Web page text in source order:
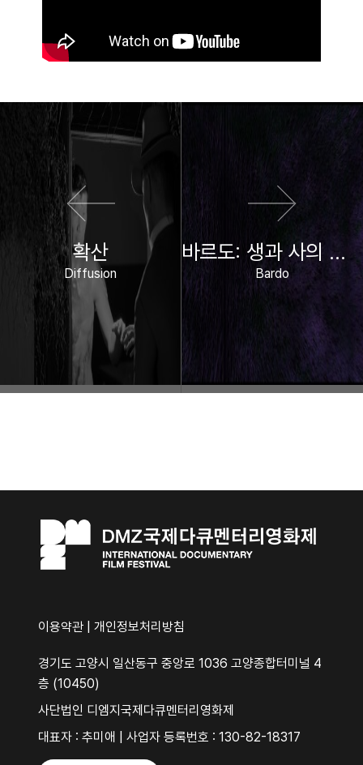
이전 영화
확산
Diffusion
바르도: 생과 사의 사이에서
Bardo
이용약관 개인정보처리방침
경기도 고양시 일산동구 중앙로 1036 고양종합터미널 4
층 (10450)
사단법인 디엠지국제다큐멘터리영화제
대표자 : 추미애 | 사업자 등록번호 : 130-82-18317